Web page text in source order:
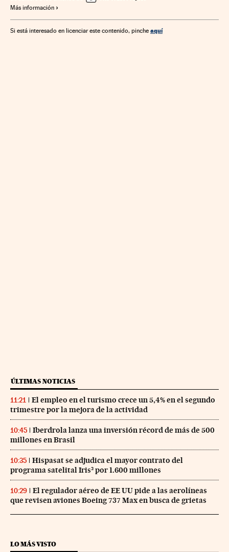
Más información
Si está interesado en licenciar este contenido, pinche aquí
ÚLTIMAS NOTICIAS
11:21
El empleo en el turismo crece un 5,4% en el segundo
trimestre por la mejora de la actividad
10:45
Iberdrola lanza una inversión récord de más de 500
millones en Brasil
10:35
Hispasat se adjudica el mayor contrato del
programa satelital Iris² por 1.600 millones
10:29
El regulador aéreo de EE UU pide a las aerolíneas
que revisen aviones Boeing 737 Max en busca de grietas
LO MÁS VISTO